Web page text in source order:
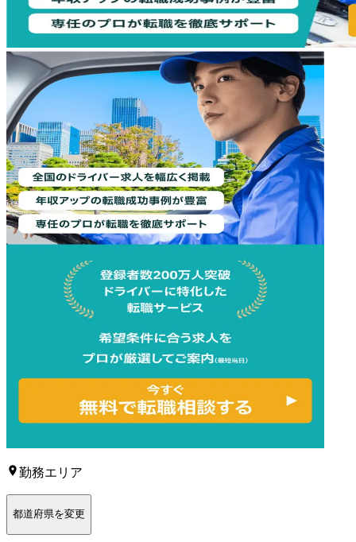
勤務エリア
都道府県を変更